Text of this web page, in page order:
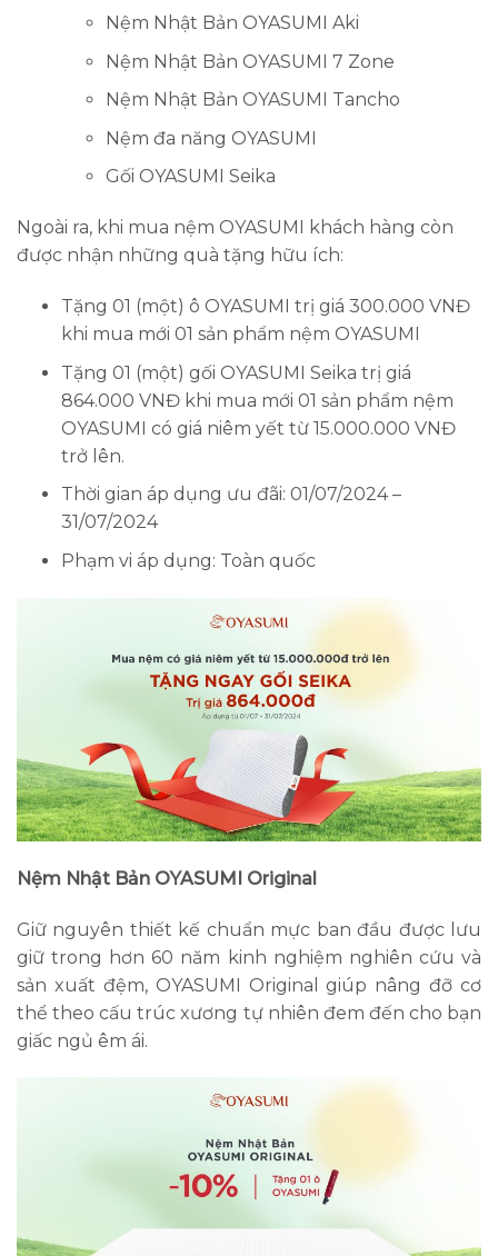
Nệm Nhật Bản OYASUMI Aki
Nệm Nhật Bản OYASUMI 7 Zone
Nệm Nhật Bản OYASUMI Tancho
Nệm đa năng OYASUMI
Gối OYASUMI Seika
Ngoài ra, khi mua nệm OYASUMI khách hàng còn
được nhận những quà tặng hữu ích:
Tặng 01 (một) ô OYASUMI trị giá 300.000 VNĐ
khi mua mới 01 sản phẩm nệm OYASUMI
Tặng 01 (một) gối OYASUMI Seika trị giá
864.000 VNĐ khi mua mới 01 sản phẩm nệm
OYASUMI có giá niêm yết từ 15.000.000 VNĐ
trở lên.
Thời gian áp dụng ưu đãi: 01/07/2024 –
31/07/2024
Phạm vi áp dụng: Toàn quốc
Nệm Nhật Bản OYASUMI Original
Giữ nguyên thiết kế chuẩn mực ban đầu được lưu
giữ trong hơn 60 năm kinh nghiệm nghiên cứu và
sản xuất đệm, OYASUMI Original giúp nâng đỡ cơ
thể theo cấu trúc xương tự nhiên đem đến cho bạn
giấc ngủ êm ái.